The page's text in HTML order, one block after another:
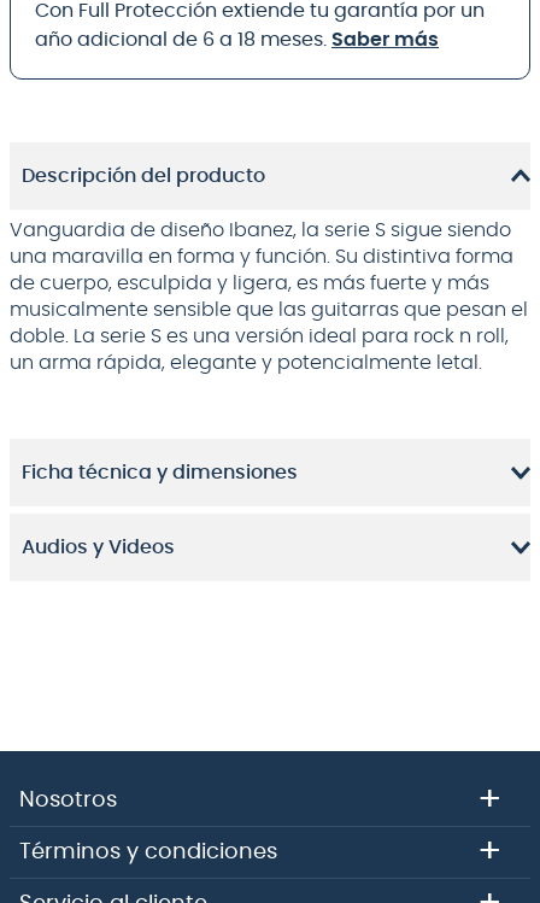
Con Full Protección extiende tu garantía por un
año adicional de 6 a 18 meses. Saber más
Descripción del producto
Vanguardia de diseño Ibanez, la serie S sigue siendo
una maravilla en forma y función. Su distintiva forma
de cuerpo, esculpida y ligera, es más fuerte y más
musicalmente sensible que las guitarras que pesan el
doble. La serie S es una versión ideal para rock n roll,
un arma rápida, elegante y potencialmente letal.
Ficha técnica y dimensiones
Audios y Videos
Nosotros +
Términos y condiciones +